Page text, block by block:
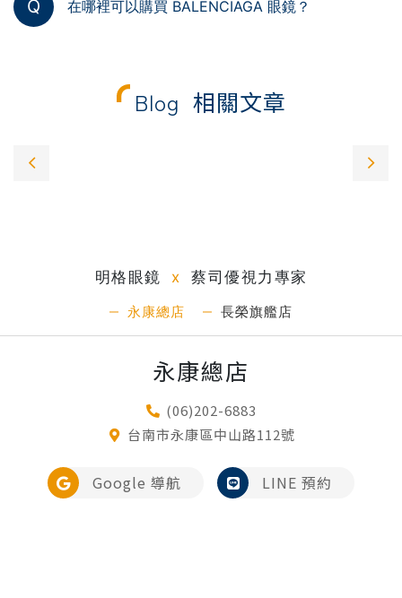
Q 在哪裡可以購買 BALENCIAGA 眼鏡？
Blog 相關文章
明格眼鏡 x 蔡司優視力專家
永康總店 長榮旗艦店
永康總店
(06)202-6883
台南市永康區中山路112號
Google 導航 LINE 預約